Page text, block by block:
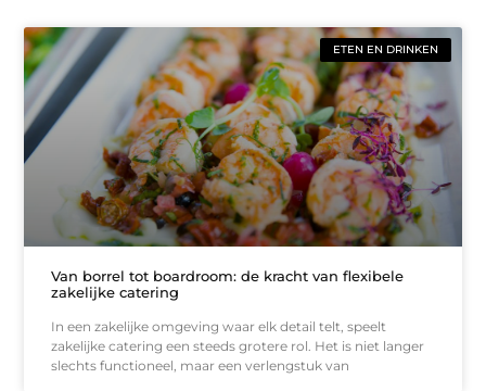
ETEN EN DRINKEN
Van borrel tot boardroom: de kracht van flexibele
zakelijke catering
In een zakelijke omgeving waar elk detail telt, speelt
zakelijke catering een steeds grotere rol. Het is niet langer
slechts functioneel, maar een verlengstuk van